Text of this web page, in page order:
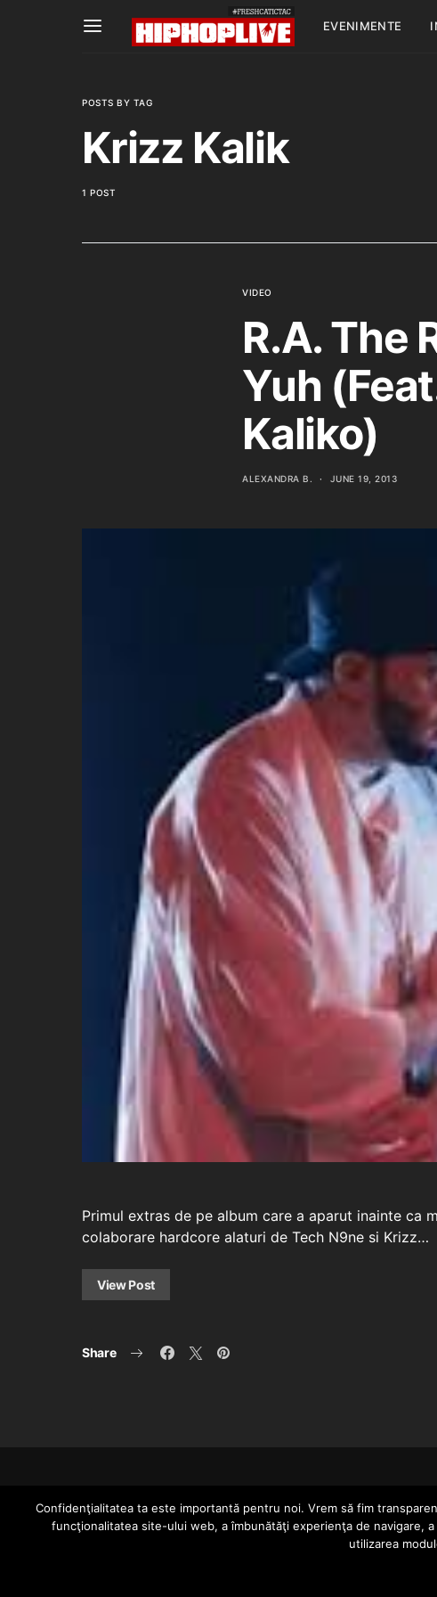
EVENIMENTE
POSTS BY TAG
Krizz Kalik
1 POST
VIDEO
R.A. The
Yuh
Kaliko)
ALEXANDRA B. JUNE 19, 2013
Primul extras de pe album care a aparut inainte ca
colaborare hardcore alaturi de Tech N9ne si Krizz…
View Post
Share
Since 2005 | Copyright by HIPHOPLIVE
Confidenţialitatea ta este importantă pentru noi. Vrem să fim
funcţionalitatea site-ului web, a îmbunătăţi experienţa de navigare,
utilizarea